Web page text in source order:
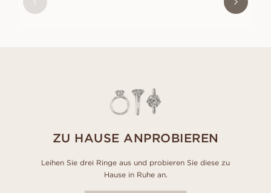
ZU HAUSE ANPROBIEREN
Leihen Sie drei Ringe aus und probieren Sie diese zu
Hause in Ruhe an.